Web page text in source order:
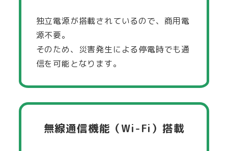
独立電源が搭載されているので、商用電
源不要。
そのため、災害発生による停電時でも通
信を可能となります。
無線通信機能（Wi-Fi）搭載